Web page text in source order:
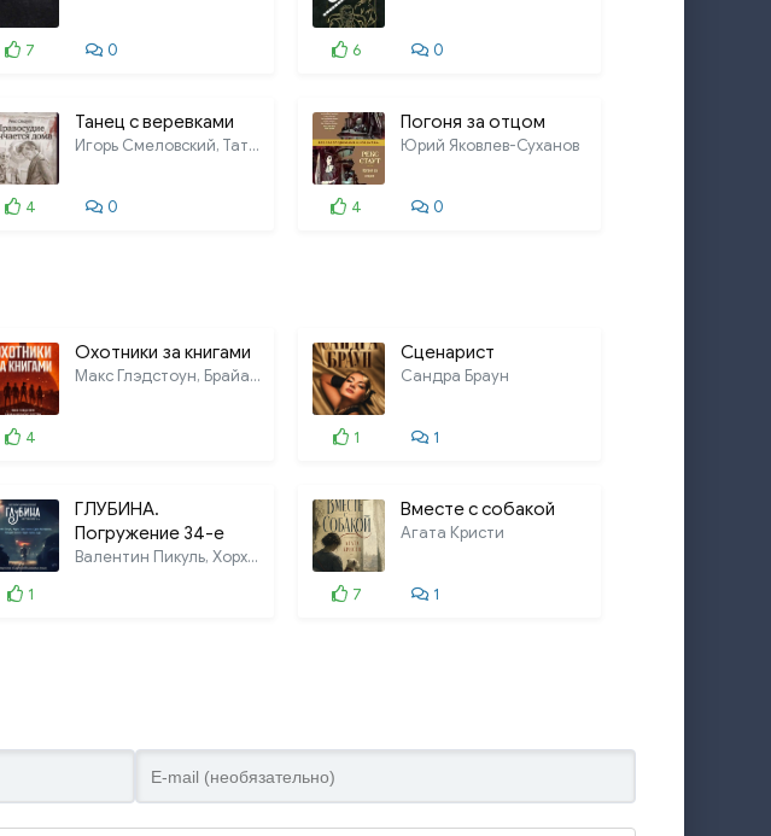
7 0 6 0
Танец с веревками
Игорь Смеловский, Татьяна Дорофеева
4 0
Погоня за отцом
Юрий Яковлев-Суханов
4 0
Охотники за книгами
Макс Глэдстоун, Брайан Фрэнсис
4
Сценарист
Сандра Браун
1 1
ГЛУБИНА.
Погружение 34-е
Валентин Пикуль, Хорхе Луис Борхес,
1
Вместе с собакой
Агата Кристи
7 1